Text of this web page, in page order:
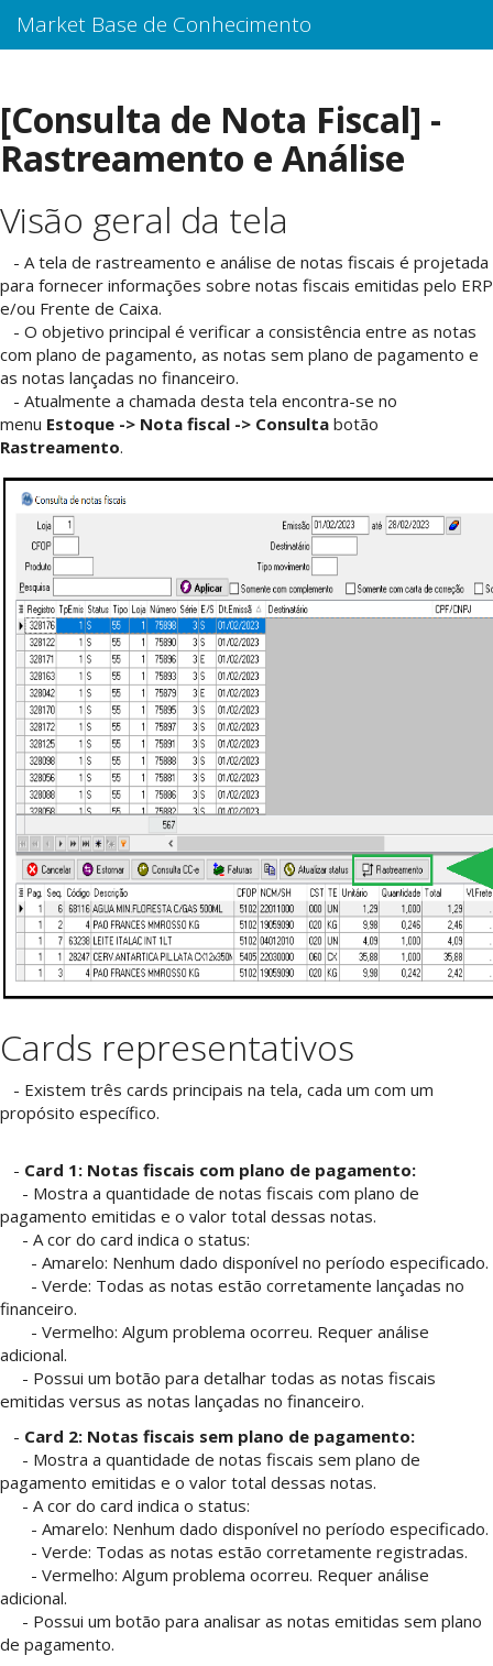
Market Base de Conhecimento
[Consulta de Nota Fiscal] -
Rastreamento e Análise
Visão geral da tela
- A tela de rastreamento e análise de notas fiscais é projetada
para fornecer informações sobre notas fiscais emitidas pelo ERP
e/ou Frente de Caixa.
- O objetivo principal é verificar a consistência entre as notas
com plano de pagamento, as notas sem plano de pagamento e
as notas lançadas no financeiro.
- Atualmente a chamada desta tela encontra-se no
menu Estoque -> Nota fiscal -> Consulta botão
Rastreamento.
Cards representativos
- Existem três cards principais na tela, cada um com um
propósito específico.
- Card 1: Notas fiscais com plano de pagamento:
- Mostra a quantidade de notas fiscais com plano de
pagamento emitidas e o valor total dessas notas.
- A cor do card indica o status:
- Amarelo: Nenhum dado disponível no período especificado.
- Verde: Todas as notas estão corretamente lançadas no
financeiro.
- Vermelho: Algum problema ocorreu. Requer análise
adicional.
- Possui um botão para detalhar todas as notas fiscais
emitidas versus as notas lançadas no financeiro.
- Card 2: Notas fiscais sem plano de pagamento:
- Mostra a quantidade de notas fiscais sem plano de
pagamento emitidas e o valor total dessas notas.
- A cor do card indica o status:
- Amarelo: Nenhum dado disponível no período especificado.
- Verde: Todas as notas estão corretamente registradas.
- Vermelho: Algum problema ocorreu. Requer análise
adicional.
- Possui um botão para analisar as notas emitidas sem plano
de pagamento.